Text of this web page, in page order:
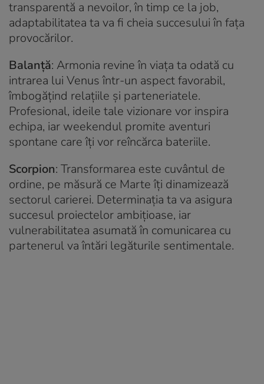
transparentă a nevoilor, în timp ce la job,
adaptabilitatea ta va fi cheia succesului în fața
provocărilor.
Balanță: Armonia revine în viața ta odată cu
intrarea lui Venus într-un aspect favorabil,
îmbogățind relațiile și parteneriatele.
Profesional, ideile tale vizionare vor inspira
echipa, iar weekendul promite aventuri
spontane care îți vor reîncărca bateriile.
Scorpion: Transformarea este cuvântul de
ordine, pe măsură ce Marte îți dinamizează
sectorul carierei. Determinația ta va asigura
succesul proiectelor ambițioase, iar
vulnerabilitatea asumată în comunicarea cu
partenerul va întări legăturile sentimentale.